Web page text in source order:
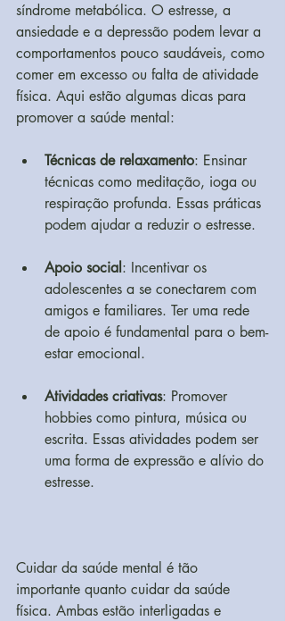
síndrome metabólica. O estresse, a
ansiedade e a depressão podem levar a
comportamentos pouco saudáveis, como
comer em excesso ou falta de atividade
física. Aqui estão algumas dicas para
promover a saúde mental:
Técnicas de relaxamento: Ensinar
técnicas como meditação, ioga ou
respiração profunda. Essas práticas
podem ajudar a reduzir o estresse.
Apoio social : Incentivar os
adolescentes a se conectarem com
amigos e familiares. Ter uma rede
de apoio é fundamental para o bem-
estar emocional.
Atividades criativas: Promover
hobbies como pintura, música ou
escrita. Essas atividades podem ser
uma forma de expressão e alívio do
estresse.
Cuidar da saúde mental é tão
importante quanto cuidar da saúde
física. Ambas estão interligadas e